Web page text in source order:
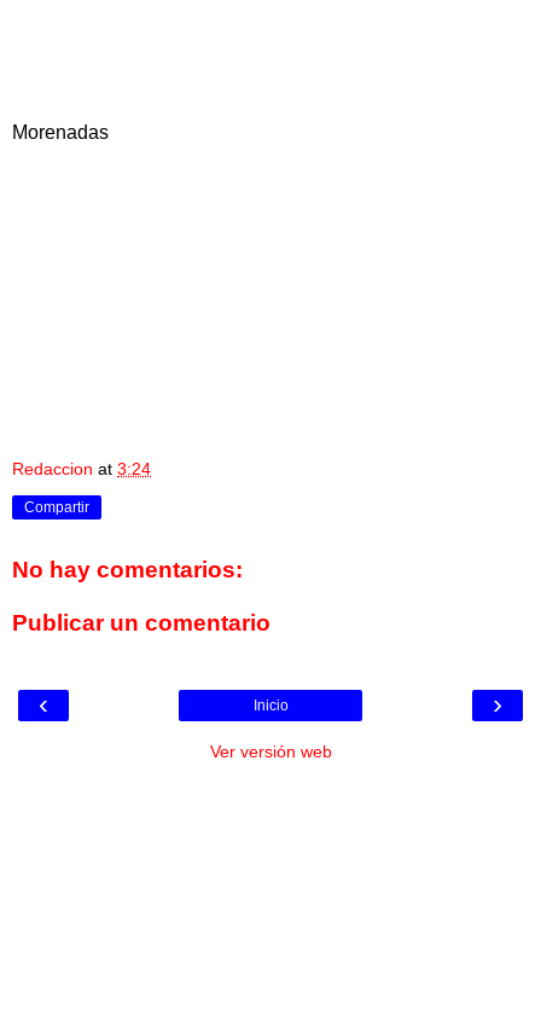
Morenadas
Redaccion at 3:24
Compartir
No hay comentarios:
Publicar un comentario
‹ ›
Inicio
Ver versión web